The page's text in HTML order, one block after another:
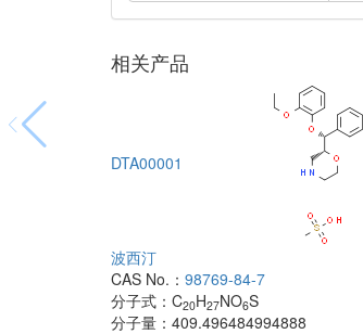
相关产品
DTA00001
波西汀
CAS No.： 98769-84-7
分子式： C20H27NO6S
分子量： 409.496484994888